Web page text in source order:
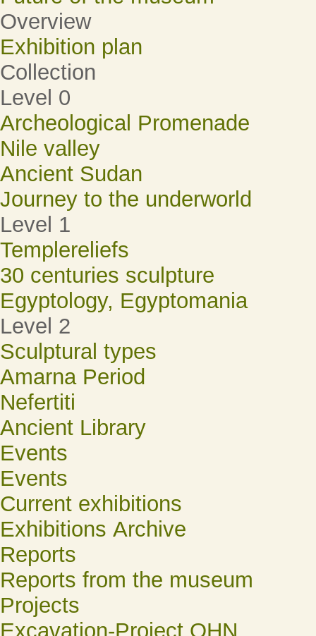
Overview
Exhibition plan
Collection
Level 0
Archeological Promenade
Nile valley
Ancient Sudan
Journey to the underworld
Level 1
Templereliefs
30 centuries sculpture
Egyptology, Egyptomania
Level 2
Sculptural types
Amarna Period
Nefertiti
Ancient Library
Events
Events
Current exhibitions
Exhibitions Archive
Reports
Reports from the museum
Projects
Excavation-Project QHN